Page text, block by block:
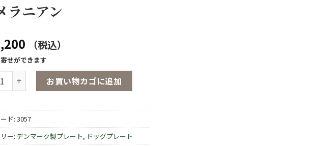
ラニアン
（税込）
せができます
ニアン個 お買い物カゴに追加
ド: 3057
ー: デンマーク製プレート, ドッグプレート